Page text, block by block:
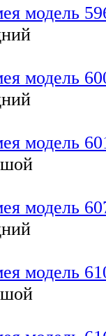
модель
модель
модель
модель
модель